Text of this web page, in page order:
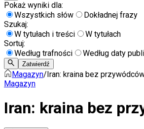
Pokaż wyniki dla:
Wszystkich słów
Dokładnej frazy
Szukaj:
W tytułach i treści
W tytułach
Sortuj:
Według trafności
Według daty
Zatwierdź
Magazyn/Iran: kraina bez
Magazyn
Iran: kraina bez